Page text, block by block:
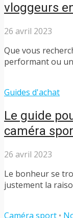
vloggeurs
26 avril 2023
Que vous
performant ou
Guides d'achat
Le guide
caméra
26 avril 2023
Le bonheur se
justement la
Caméra sport •